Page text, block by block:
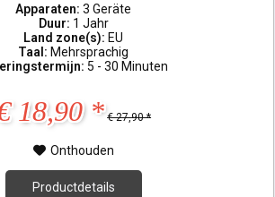
Apparaten:3 Geräte
Duur: 1 Jahr
Land zone(s): EU
Taal: Mehrsprachig
5 - 30 Minuten
18,90 * € 27,90 *
Onthouden
Productdetails